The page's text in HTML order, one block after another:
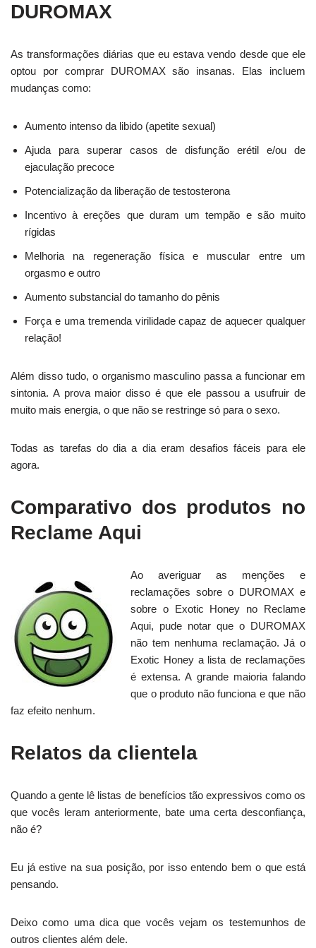
DUROMAX
As transformações diárias que eu estava vendo desde que ele
optou por comprar DUROMAX são insanas. Elas incluem
mudanças como:
Aumento intenso da libido (apetite sexual)
Ajuda para superar casos de disfunção erétil e/ou de
ejaculação precoce
Potencialização da liberação de testosterona
Incentivo à ereções que duram um tempão e são muito
rígidas
Melhoria na regeneração física e muscular entre um
orgasmo e outro
Aumento substancial do tamanho do pênis
Força e uma tremenda virilidade capaz de aquecer qualquer
relação!
Além disso tudo, o organismo masculino passa a funcionar em
sintonia. A prova maior disso é que ele passou a usufruir de
muito mais energia, o que não se restringe só para o sexo.
Todas as tarefas do dia a dia eram desafios fáceis para ele
agora.
Comparativo dos produtos no
Reclame Aqui
Ao averiguar as menções e
reclamações sobre o DUROMAX e
sobre o Exotic Honey no Reclame
Aqui, pude notar que o DUROMAX
não tem nenhuma reclamação. Já o
Exotic Honey a lista de reclamações
é extensa. A grande maioria falando
que o produto não funciona e que não
faz efeito nenhum.
Relatos da clientela
Quando a gente lê listas de benefícios tão expressivos como os
que vocês leram anteriormente, bate uma certa desconfiança,
não é?
Eu já estive na sua posição, por isso entendo bem o que está
pensando.
Deixo como uma dica que vocês vejam os testemunhos de
outros clientes além dele.